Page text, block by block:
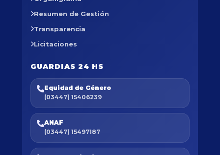
Resumen de Gestión
Transparencia
Licitaciones
GUARDIAS 24 HS
Equidad de Género
(03447) 15406239
ANAF
(03447) 15497187